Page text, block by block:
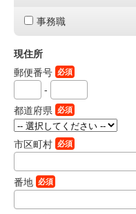
事務職
現住所
郵便番号 必須
-
都道府県
必須
市区町村 必須
番地 必須